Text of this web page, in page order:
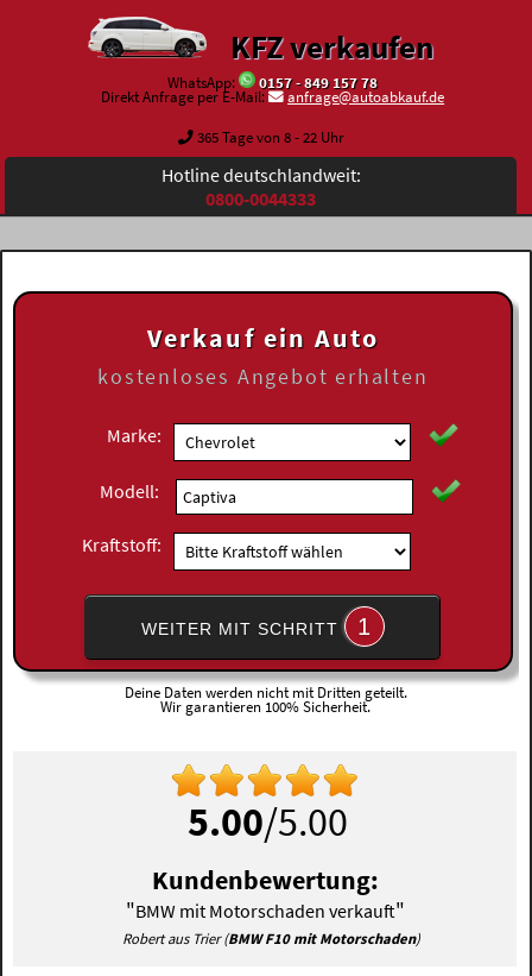
KFZ verkaufen
WhatsApp:
0157 - 849 157 78
Direkt Anfrage per E-Mail:
anfrage@autoabkauf.de
365 Tage von 8 - 22 Uhr
Hotline deutschlandweit:
0800-0044333
Verkauf ein Auto
kostenloses Angebot erhalten
Marke:
Modell:
Kraftstoff:
WEITER MIT SCHRITT 1
Deine Daten werden nicht mit Dritten geteilt.
Wir garantieren 100% Sicherheit.
5.00/5.00
Kundenbewertung:
"BMW mit Motorschaden verkauft"
Robert aus Trier (BMW F10 mit Motorschaden)